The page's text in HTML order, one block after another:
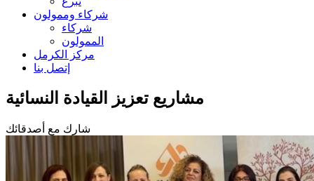
شركاء وممولون
شركاء
الممولون
مركز الكرمل
إتصل بنا
مشاريع تعزيز القيادة النسائية
شارك مع أصدقائك